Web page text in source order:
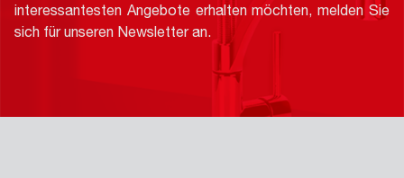
interessantesten Angebote erhalten möchten, melden Sie
sich für unseren Newsletter an.